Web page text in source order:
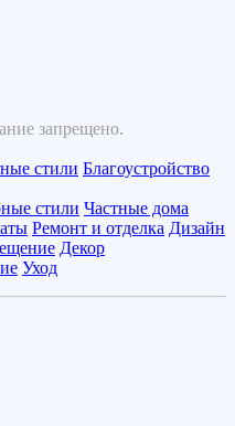
запрещено.
стили Благоустройство
стили Частные дома
Ремонт и отделка Дизайн
Декор
Уход